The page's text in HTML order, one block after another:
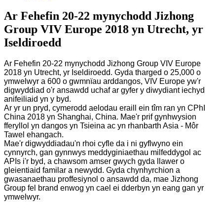
Ar Fehefin 20-22 mynychodd Jizhong
Group VIV Europe 2018 yn Utrecht, yr
Iseldiroedd
Ar Fehefin 20-22 mynychodd Jizhong Group VIV Europe
2018 yn Utrecht, yr Iseldiroedd. Gyda tharged o 25,000 o
ymwelwyr a 600 o gwmnïau arddangos, VIV Europe yw'r
digwyddiad o'r ansawdd uchaf ar gyfer y diwydiant iechyd
anifeiliaid yn y byd.
Ar yr un pryd, cymerodd aelodau eraill ein tîm ran yn CPhI
China 2018 yn Shanghai, China. Mae'r prif gynhwysion
fferyllol yn dangos yn Tsieina ac yn rhanbarth Asia - Môr
Tawel ehangach.
Mae'r digwyddiadau'n rhoi cyfle da i ni gyflwyno ein
cynnyrch, gan gynnwys meddyginiaethau milfeddygol ac
APIs i'r byd, a chawsom amser gwych gyda llawer o
gleientiaid familar a newydd. Gyda chynhyrchion a
gwasanaethau proffesiynol o ansawdd da, mae Jizhong
Group fel brand enwog yn cael ei dderbyn yn eang gan yr
ymwelwyr.